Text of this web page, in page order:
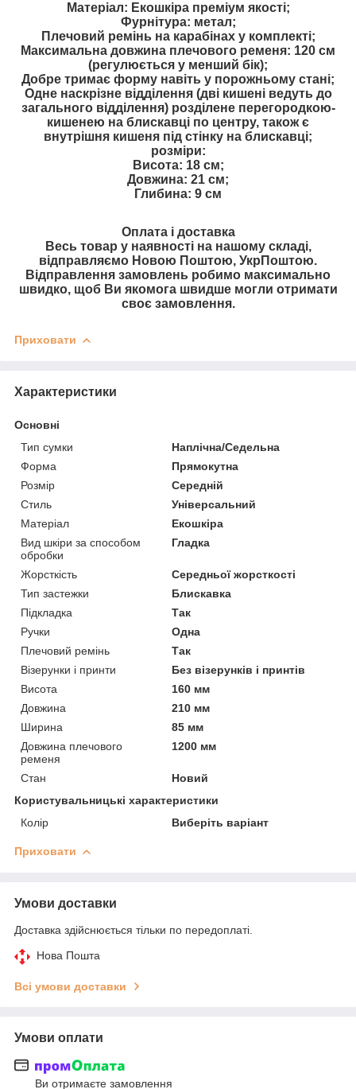
Матеріал: Екошкіра преміум якості;
Фурнітура: метал;
Плечовий ремінь на карабінах у комплекті;
Максимальна довжина плечового ременя: 120 см
(регулюється у менший бік);
Добре тримає форму навіть у порожньому стані;
Одне наскрізне відділення (дві кишені ведуть до
загального відділення) розділене перегородкою-
кишенею на блискавці по центру, також є
внутрішня кишеня під стінку на блискавці;
розміри:
Висота: 18 см;
Довжина: 21 см;
Глибина: 9 см
Оплата і доставка
Весь товар у наявності на нашому складі,
відправляємо Новою Поштою, УкрПоштою.
Відправлення замовлень робимо максимально
швидко, щоб Ви якомога швидше могли отримати
своє замовлення.
Приховати
Характеристики
Основні
Тип сумки
Наплічна/Седельна
Форма
Прямокутна
Розмір
Середній
Стиль
Універсальний
Матеріал
Екошкіра
Вид шкіри за способом
обробки
Гладка
Жорсткість
Середньої жорсткості
Тип застежки
Блискавка
Підкладка
Так
Ручки
Одна
Плечовий ремінь
Так
Візерунки і принти
Без візерунків і принтів
Висота
160 мм
Довжина
210 мм
Ширина
85 мм
Довжина плечового
ременя
1200 мм
Стан
Новий
Користувальницькі характеристики
Колір
Виберіть варіант
Приховати
Умови доставки
Доставка здійснюється тільки по передоплаті.
Нова Пошта
Всі умови доставки
Умови оплати
Ви отримаєте замовлення